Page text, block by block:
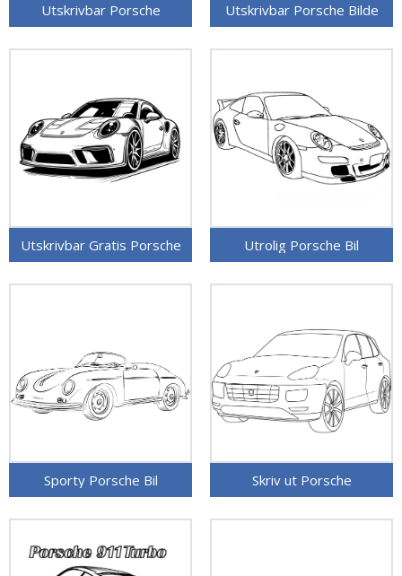
Utskrivbar Porsche Utskrivbar Porsche Bilde
Utskrivbar Gratis Porsche Utrolig Porsche Bil
Sporty Porsche Bil Skriv ut Porsche